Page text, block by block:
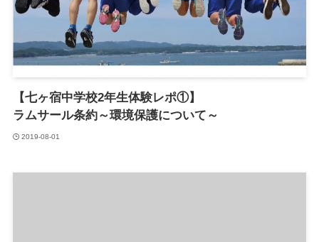
【七ヶ宿中学校2年生体験レポ①】
ラムサール条約～環境保護について～
2019-08-01